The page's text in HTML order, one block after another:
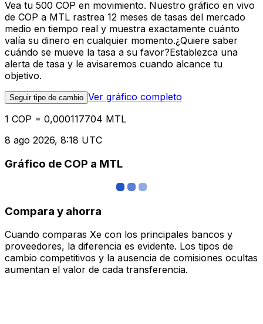
Vea tu 500 COP en movimiento. Nuestro gráfico en vivo
de COP a MTL rastrea 12 meses de tasas del mercado
medio en tiempo real y muestra exactamente cuánto
valía su dinero en cualquier momento.¿Quiere saber
cuándo se mueve la tasa a su favor?Establezca una
alerta de tasa y le avisaremos cuando alcance tu
objetivo.
Seguir tipo de cambio Ver gráfico completo
1 COP = 0,000117704 MTL
8 ago 2026, 8:18 UTC
Gráfico de COP a MTL
Compara y ahorra
Cuando comparas Xe con los principales bancos y
proveedores, la diferencia es evidente. Los tipos de
cambio competitivos y la ausencia de comisiones ocultas
aumentan el valor de cada transferencia.